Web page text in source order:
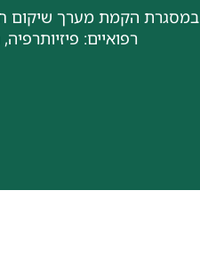
במסגרת הקמת מערך שיקום
רפואיים: